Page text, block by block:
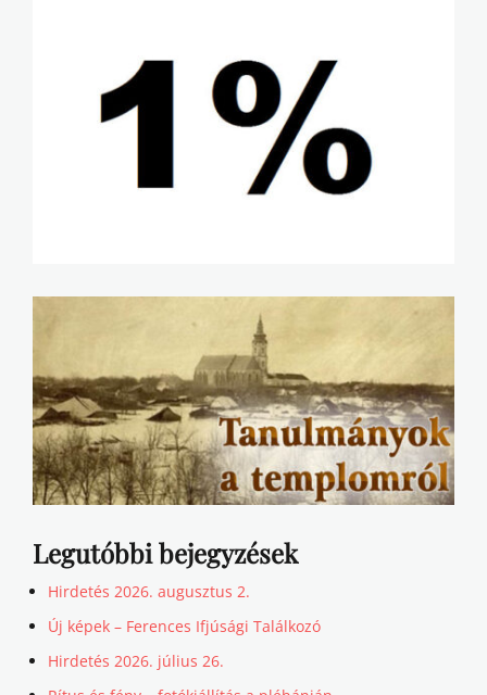
Legutóbbi bejegyzések
Hirdetés 2026. augusztus 2.
Új képek – Ferences Ifjúsági Találkozó
Hirdetés 2026. július 26.